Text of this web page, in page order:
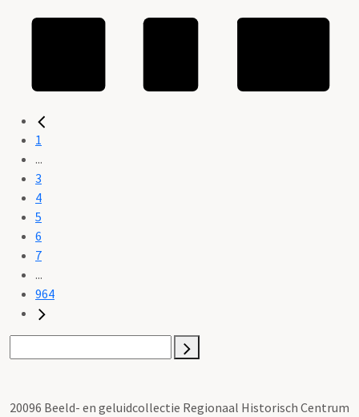
1
...
3
4
5
6
7
...
964
20096 Beeld- en geluidcollectie Regionaal Historisch Centrum